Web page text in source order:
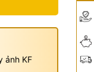
ảnh KF
x 1